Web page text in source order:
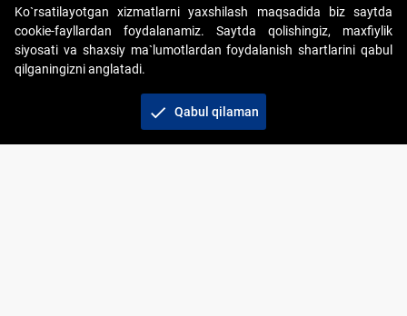
Copyright © 2017-2026. "Elektron onlayn-auksionlarni tashkil etish"
AJ. Barcha huquqlar himoyalangan
+998 71 202-21-11
Ko`rsatilayotgan xizmatlarni yaxshilash maqsadida biz saytda
cookie-fayllardan foydalanamiz. Saytda qolishingiz, maxfiylik
siyosati va shaxsiy ma`lumotlardan foydalanish shartlarini qabul
qilganingizni anglatadi.
check Qabul qilaman